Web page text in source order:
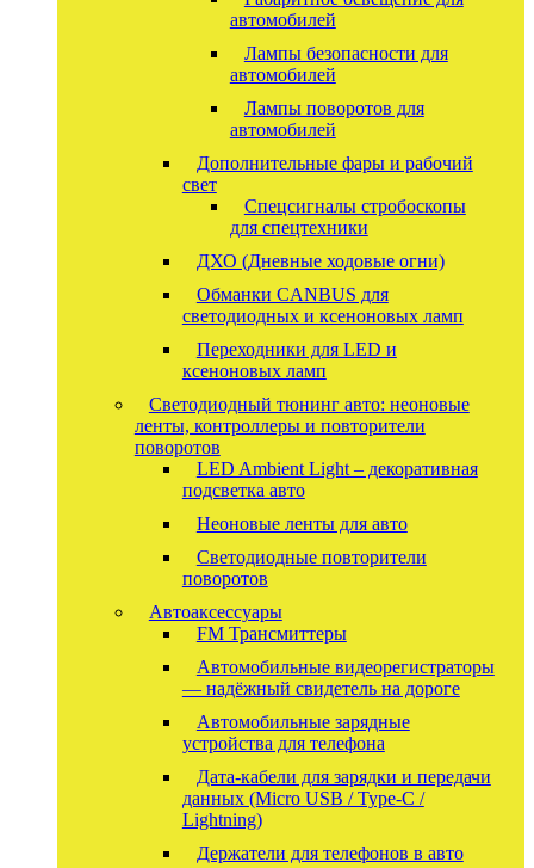
автомобилей
Лампы безопасности для
автомобилей
Лампы поворотов для
автомобилей
Дополнительные фары и рабочий
свет
Спецсигналы стробоскопы
для спецтехники
ДХО (Дневные ходовые огни)
Обманки CANBUS для
светодиодных и ксеноновых ламп
Переходники для LED и
ксеноновых ламп
Светодиодный тюнинг авто: неоновые
ленты, контроллеры и повторители
поворотов
LED Ambient Light – декоративная
подсветка авто
Неоновые ленты для авто
Светодиодные повторители
поворотов
Автоаксессуары
FM Трансмиттеры
Автомобильные видеорегистраторы
— надёжный свидетель на дороге
Автомобильные зарядные
устройства для телефона
Дата-кабели для зарядки и передачи
данных (Micro USB / Type-C /
Lightning)
Держатели для телефонов в авто